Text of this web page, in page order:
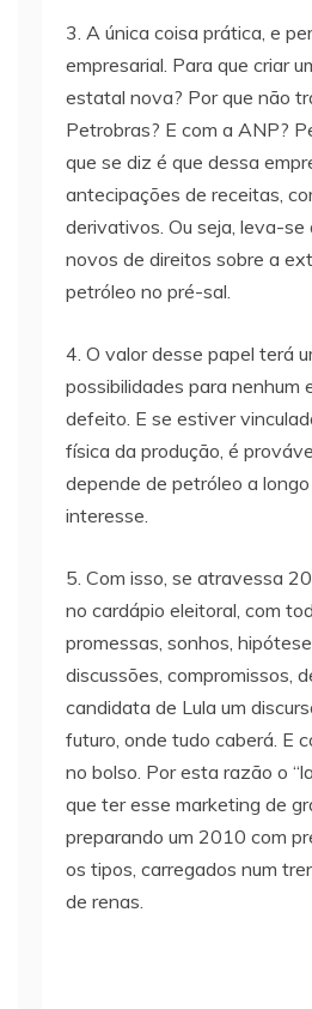
3. A única coisa prática, e
empresarial. Para que criar
estatal nova? Por que não
Petrobras? E com a ANP?
que se diz é que dessa
antecipações de receitas,
derivativos. Ou seja, leva-se
novos de direitos sobre a
petróleo no pré-sal.
4. O valor desse papel terá
possibilidades para nenhum
defeito. E se estiver
física da produção, é
depende de petróleo a
interesse.
5. Com isso, se atravessa
no cardápio eleitoral, com
promessas, sonhos,
discussões, compromissos,
candidata de Lula um
futuro, onde tudo caberá. E
no bolso. Por esta razão o
que ter esse marketing de
preparando um 2010 com
os tipos, carregados num
de renas.